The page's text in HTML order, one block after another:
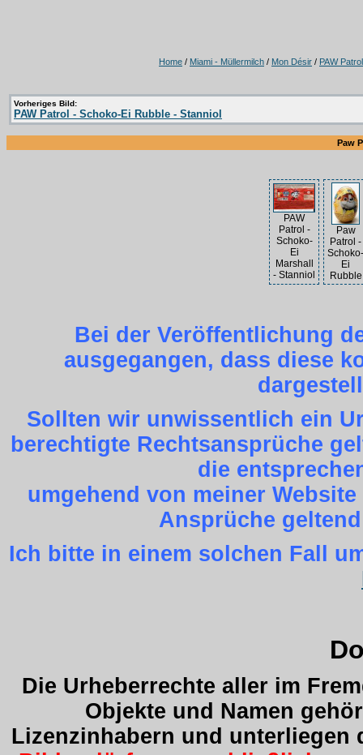
Home / Miami - Müllermilch / Mon Désir / PAW Patrol
Vorheriges Bild:
PAW Patrol - Schoko-Ei Rubble - Stanniol
Paw
PAW
Patrol -
Schoko-
Ei
Marshall
- Stanniol
Paw
Patrol -
Schoko-
Ei
Rubble
Bei der Veröffentlichung
ausgegangen, dass diese
Sollten wir unwissentlich ein
berechtigte Rechtsansprüche
die
umgehend von meiner
Ansprüche
Ich bitte in einem solchen Fall
Die Urheberrechte aller im
Objekte und Namen
Lizenzinhabern und unterliegen